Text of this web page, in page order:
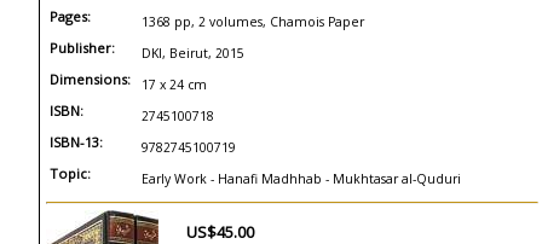
Pages: 1368 pp, 2 volumes, Chamois Paper
Publisher: DKI, Beirut, 2015
Dimensions: 17 x 24 cm
ISBN: 2745100718
ISBN-13: 9782745100719
Topic: Early Work - Hanafi Madhhab - Mukhtasar al-Quduri
US$45.00